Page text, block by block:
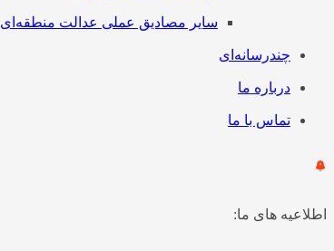
سایر مصادیق عملی عدالت منطقه‌ای
چندرسانه‌ای
درباره ما
تماس با ما
اطلاعیه های ما: